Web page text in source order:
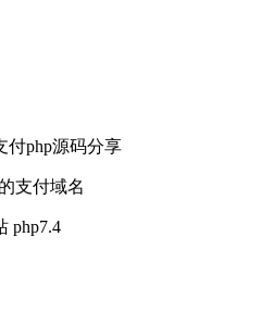
付php源码分享
支付域名
php7.4